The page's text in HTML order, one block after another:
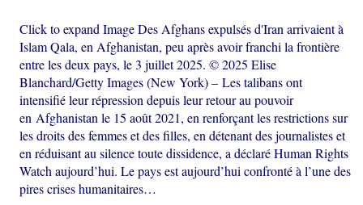
Click to expand Image Des Afghans expulsés d'Iran arrivaient à
Islam Qala, en Afghanistan, peu après avoir franchi la frontière
entre les deux pays, le 3 juillet 2025. © 2025 Elise
Blanchard/Getty Images (New York) – Les talibans ont
intensifié leur répression depuis leur retour au pouvoir
en Afghanistan le 15 août 2021, en renforçant les restrictions sur
les droits des femmes et des filles, en détenant des journalistes et
en réduisant au silence toute dissidence, a déclaré Human Rights
Watch aujourd’hui. Le pays est aujourd’hui confronté à l’une des
pires crises humanitaires…